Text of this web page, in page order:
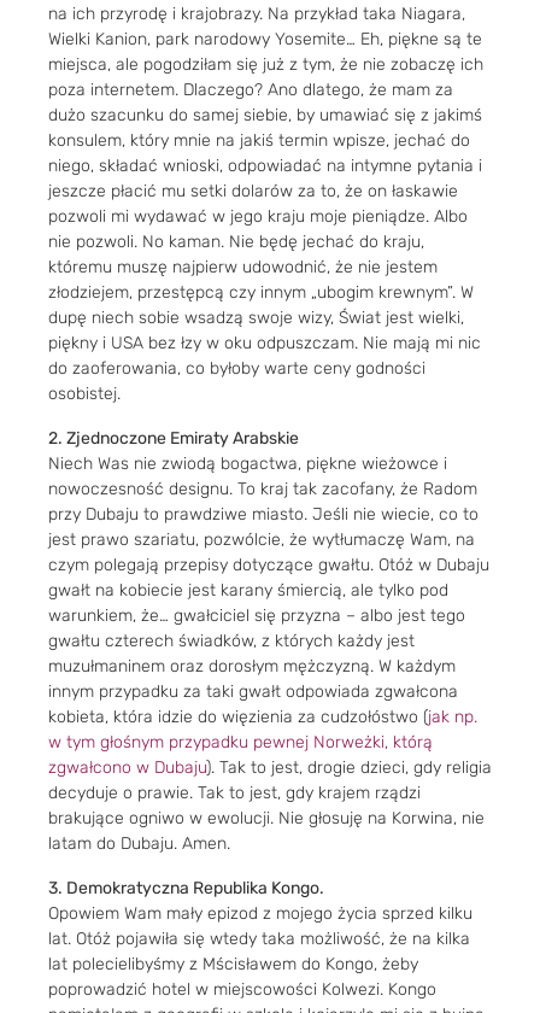
na ich przyrodę i krajobrazy. Na przykład taka Niagara,
Wielki Kanion, park narodowy Yosemite… Eh, piękne są te
miejsca, ale pogodziłam się już z tym, że nie zobaczę ich
poza internetem. Dlaczego? Ano dlatego, że mam za
dużo szacunku do samej siebie, by umawiać się z jakimś
konsulem, który mnie na jakiś termin wpisze, jechać do
niego, składać wnioski, odpowiadać na intymne pytania i
jeszcze płacić mu setki dolarów za to, że on łaskawie
pozwoli mi wydawać w jego kraju moje pieniądze. Albo
nie pozwoli. No kaman. Nie będę jechać do kraju,
któremu muszę najpierw udowodnić, że nie jestem
złodziejem, przestępcą czy innym „ubogim krewnym”. W
dupę niech sobie wsadzą swoje wizy, Świat jest wielki,
piękny i USA bez łzy w oku odpuszczam. Nie mają mi nic
do zaoferowania, co byłoby warte ceny godności
osobistej.
2. Zjednoczone Emiraty Arabskie
Niech Was nie zwiodą bogactwa, piękne wieżowce i
nowoczesność designu. To kraj tak zacofany, że Radom
przy Dubaju to prawdziwe miasto. Jeśli nie wiecie, co to
jest prawo szariatu, pozwólcie, że wytłumaczę Wam, na
czym polegają przepisy dotyczące gwałtu. Otóż w Dubaju
gwałt na kobiecie jest karany śmiercią, ale tylko pod
warunkiem, że… gwałciciel się przyzna – albo jest tego
gwałtu czterech świadków, z których każdy jest
muzułmaninem oraz dorosłym mężczyzną. W każdym
innym przypadku za taki gwałt odpowiada zgwałcona
kobieta, która idzie do więzienia za cudzołóstwo (jak np.
w tym głośnym przypadku pewnej Norweżki, którą
zgwałcono w Dubaju). Tak to jest, drogie dzieci, gdy religia
decyduje o prawie. Tak to jest, gdy krajem rządzi
brakujące ogniwo w ewolucji. Nie głosuję na Korwina, nie
latam do Dubaju. Amen.
3. Demokratyczna Republika Kongo.
Opowiem Wam mały epizod z mojego życia sprzed kilku
lat. Otóż pojawiła się wtedy taka możliwość, że na kilka
lat polecielibyśmy z Mścisławem do Kongo, żeby
poprowadzić hotel w miejscowości Kolwezi. Kongo